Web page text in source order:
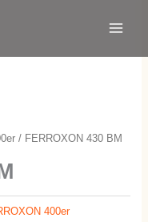
/ FERROXON 430 BM
400er